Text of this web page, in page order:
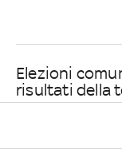
Elezioni
risultati della